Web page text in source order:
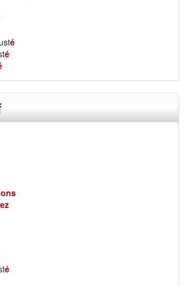
é
é
é